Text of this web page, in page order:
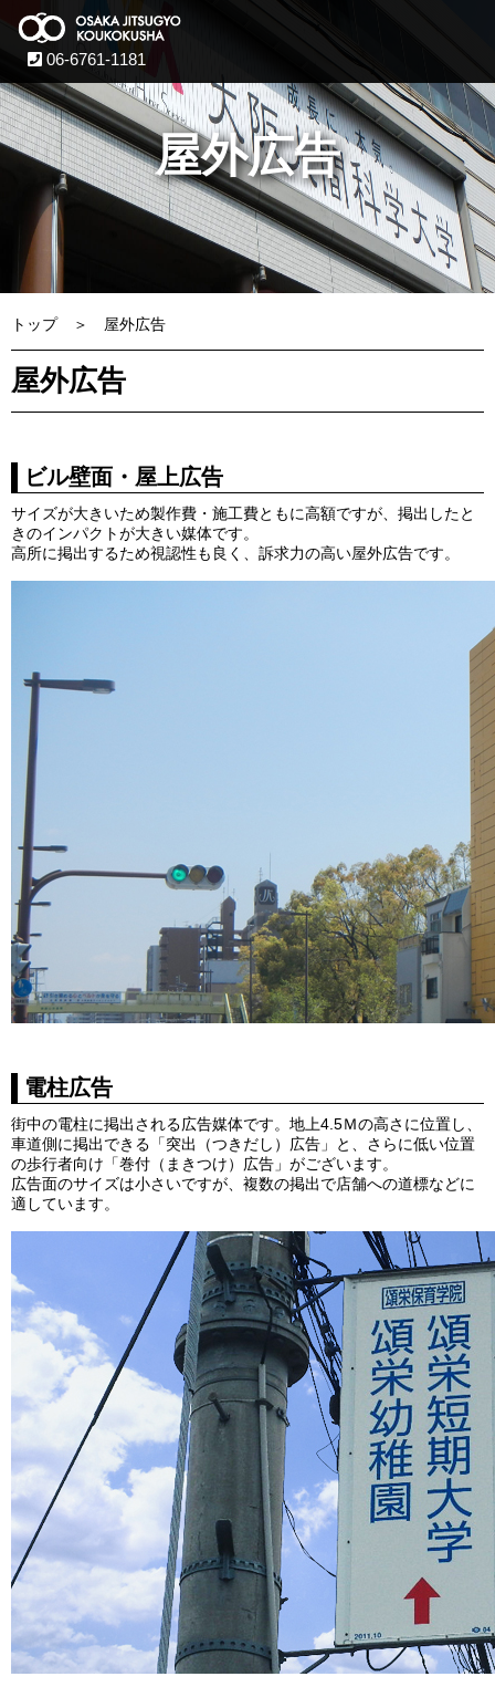
06-6761-1181
屋外広告
トップ 屋外広告
屋外広告
ビル壁面・屋上広告
サイズが大きいため製作費・施工費ともに高額ですが、掲出したと
きのインパクトが大きい媒体です。
高所に掲出するため視認性も良く、訴求力の高い屋外広告です。
電柱広告
街中の電柱に掲出される広告媒体です。地上4.5Ｍの高さに位置し、
車道側に掲出できる「突出（つきだし）広告」と、さらに低い位置
の歩行者向け「巻付（まきつけ）広告」がございます。
広告面のサイズは小さいですが、複数の掲出で店舗への道標などに
適しています。